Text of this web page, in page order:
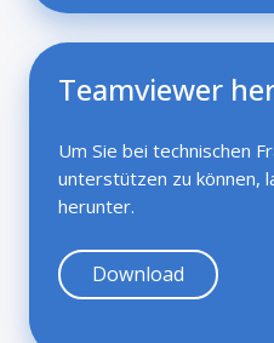
Teamviewer
Um Sie bei technischen
unterstützen zu können,
herunter.
Download